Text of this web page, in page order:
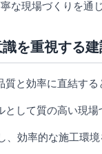
な現場づくりを通
を重視する
質と効率に直結する
として質の高い現
、効率的な施工環